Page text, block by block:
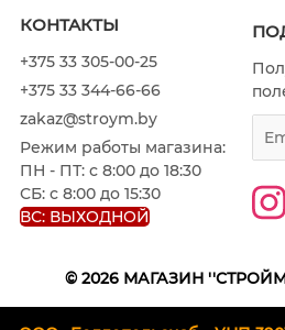
КОНТАКТЫ
+375 33 305-00-25
+375 33 344-66-66
zakaz@stroym.by
Режим работы магазина:
ПН - ПТ: с 8:00 до 18:30
СБ: с 8:00 до 15:30
ВС: ВЫХОДНОЙ
© 2026 МАГАЗИН